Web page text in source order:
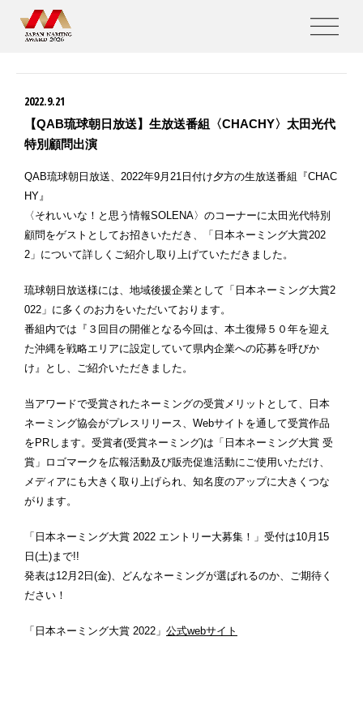
NEWS
2022.9.21
【QAB琉球朝日放送】生放送番組〈CHACHY〉太田光代
特別顧問出演
QAB琉球朝日放送、2022年9月21日付け夕方の生放送番組『CHAC
HY』
〈それいいな！と思う情報SOLENA〉のコーナーに太田光代特別
顧問をゲストとしてお招きいただき、「日本ネーミング大賞202
2」について詳しくご紹介し取り上げていただきました。
琉球朝日放送様には、地域後援企業として「日本ネーミング大賞2
022」に多くのお力をいただいております。
番組内では『３回目の開催となる今回は、本土復帰５０年を迎え
た沖縄を戦略エリアに設定していて県内企業への応募を呼びか
け』とし、ご紹介いただきました。
当アワードで受賞されたネーミングの受賞メリットとして、日本
ネーミング協会がプレスリリース、Webサイトを通して受賞作品
をPRします。受賞者(受賞ネーミング)は「日本ネーミング大賞 受
賞」ロゴマークを広報活動及び販売促進活動にご使用いただけ、
メディアにも大きく取り上げられ、知名度のアップに大きくつな
がります。
「日本ネーミング大賞 2022 エントリー大募集！」受付は10月15
日(土)まで!!
発表は12月2日(金)、どんなネーミングが選ばれるのか、ご期待く
ださい！
「日本ネーミング大賞 2022」 公式webサイト